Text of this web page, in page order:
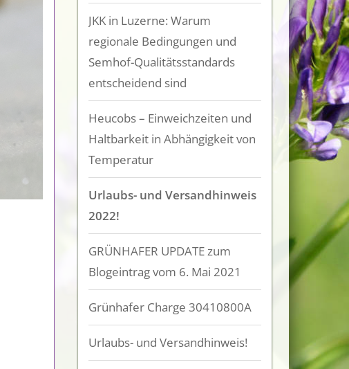
JKK in Luzerne: Warum
regionale Bedingungen und
Semhof-Qualitätsstandards
entscheidend sind
Heucobs – Einweichzeiten und
Haltbarkeit in Abhängigkeit von
Temperatur
Urlaubs- und Versandhinweis
2022!
GRÜNHAFER UPDATE zum
Blogeintrag vom 6. Mai 2021
Grünhafer Charge 30410800A
Urlaubs- und Versandhinweis!